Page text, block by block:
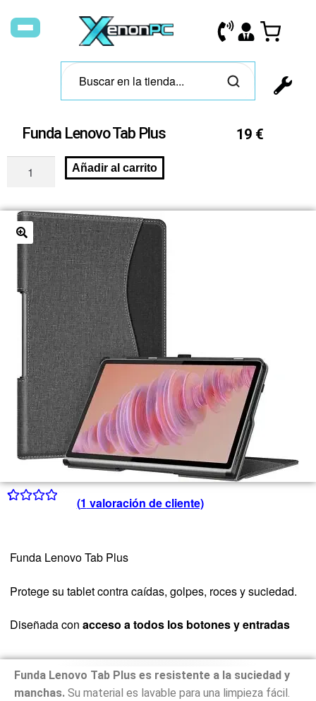
Funda Lenovo Tab Plus 19 €
Añadir al carrito
🔍
base a
cliente
(1 valoración de cliente)
Funda Lenovo Tab Plus
Protege su tablet contra caídas, golpes, roces y suciedad.
Diseñada con acceso a todos los botones y entradas
Funda Lenovo Tab Plus es resistente a la suciedad y
manchas. Su material es lavable para una limpieza fácil.